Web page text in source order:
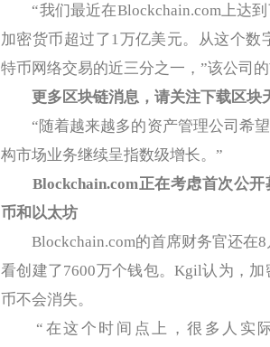
“我们最近在Blockchain.com上达
加密货币超过了1万亿美元。从这个
特币网络交易的近三分之一，”该公司
更多区块链消息，请关注下载区块
“随着越来越多的资产管理公司希望
构市场业务继续呈指数级增长。”
Blockchain.com正在考虑首次公开
币和以太坊
Blockchain.com的首席财务官还在8
看创建了7600万个钱包。Kgil认为，
币不会消失。
“在这个时间点上，很多人实际